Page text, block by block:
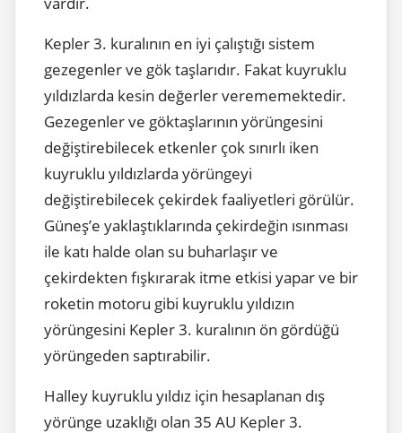
Kepler 3. kuralının en iyi çalıştığı sistem
gezegenler ve gök taşlarıdır. Fakat kuyruklu
yıldızlarda kesin değerler verememektedir.
Gezegenler ve göktaşlarının yörüngesini
değiştirebilecek etkenler çok sınırlı iken
kuyruklu yıldızlarda yörüngeyi
değiştirebilecek çekirdek faaliyetleri görülür.
Güneş’e yaklaştıklarında çekirdeğin ısınması
ile katı halde olan su buharlaşır ve
çekirdekten fışkırarak itme etkisi yapar ve bir
roketin motoru gibi kuyruklu yıldızın
yörüngesini Kepler 3. kuralının ön gördüğü
yörüngeden saptırabilir.
Halley kuyruklu yıldız için hesaplanan dış
yörünge uzaklığı olan 35 AU Kepler 3.